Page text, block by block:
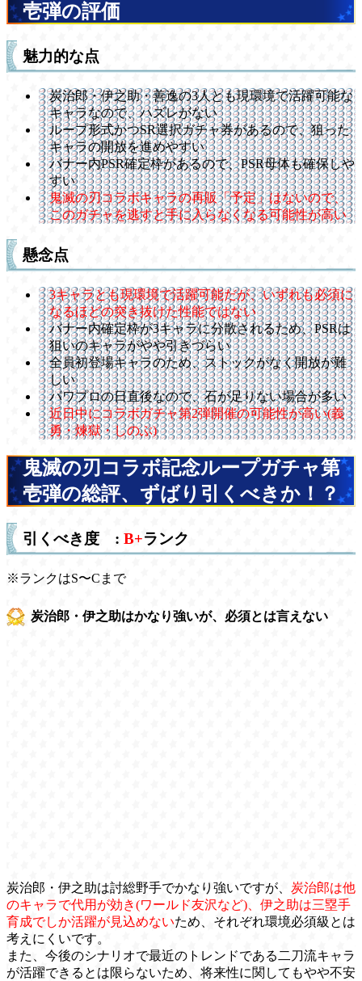
壱弾の評価
魅力的な点
炭治郎・伊之助・善逸の3人とも現環境で活躍可能な
キャラなので、ハズレがない
ループ形式かつSR選択ガチャ券があるので、狙った
キャラの開放を進めやすい
バナー内PSR確定枠があるので、PSR母体も確保しや
すい
鬼滅の刃コラボキャラの再販「予定」はないので、
このガチャを逃すと手に入らなくなる可能性が高い
懸念点
3キャラとも現環境で活躍可能だが、いずれも必須に
なるほどの突き抜けた性能ではない
バナー内確定枠が3キャラに分散されるため、PSRは
狙いのキャラがやや引きづらい
全員初登場キャラのため、ストックがなく開放が難
しい
パワプロの日直後なので、石が足りない場合が多い
近日中にコラボガチャ第2弾開催の可能性が高い(義
勇・煉獄・しのぶ)
鬼滅の刃コラボ記念ループガチャ第
壱弾の総評、ずばり引くべきか！？
引くべき度 : B+ランク
※ランクはS〜Cまで
炭治郎・伊之助はかなり強いが、必須とは言えない
炭治郎・伊之助は討総野手でかなり強いですが、 炭治郎は他
のキャラで代用が効き(ワールド友沢など)、伊之助は三塁手
育成でしか活躍が見込めないため、それぞれ環境必須級とは
考えにくいです。
また、今後のシナリオで最近のトレンドである二刀流キャラ
が活躍できるとは限らないため、将来性に関してもやや不安